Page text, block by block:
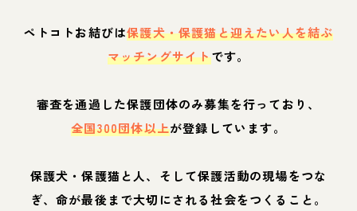
ペトコトお結びは保護犬・保護猫と迎えたい人を結ぶ
マッチングサイトです。
審査を通過した保護団体のみ募集を行っており、
全国300団体以上が登録しています。
保護犬・保護猫と人、そして保護活動の現場をつな
ぎ、命が最後まで大切にされる社会をつくること。